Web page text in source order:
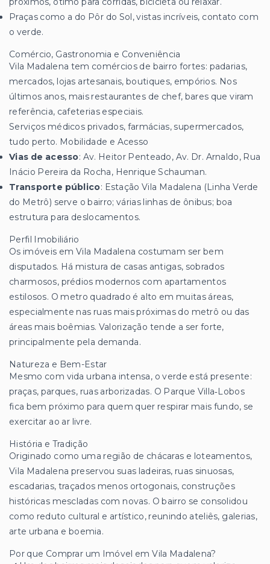
Praças como a do Pôr do Sol, vistas incríveis, contato com
o verde.
Comércio, Gastronomia e Conveniência
Vila Madalena tem comércios de bairro fortes: padarias,
mercados, lojas artesanais, boutiques, empórios. Nos
últimos anos, mais restaurantes de chef, bares que viram
referência, cafeterias especiais.
Serviços médicos privados, farmácias, supermercados,
tudo perto. Mobilidade e Acesso
Vias de acesso: Av. Heitor Penteado, Av. Dr. Arnaldo, Rua
Inácio Pereira da Rocha, Henrique Schauman.
Transporte público: Estação Vila Madalena (Linha Verde
do Metrô) serve o bairro; várias linhas de ônibus; boa
estrutura para deslocamentos.
Perfil Imobiliário
Os imóveis em Vila Madalena costumam ser bem
disputados. Há mistura de casas antigas, sobrados
charmosos, prédios modernos com apartamentos
estilosos. O metro quadrado é alto em muitas áreas,
especialmente nas ruas mais próximas do metrô ou das
áreas mais boêmias. Valorização tende a ser forte,
principalmente pela demanda.
Natureza e Bem-Estar
Mesmo com vida urbana intensa, o verde está presente:
praças, parques, ruas arborizadas. O Parque Villa‑Lobos
fica bem próximo para quem quer respirar mais fundo, se
exercitar ao ar livre.
História e Tradição
Originado como uma região de chácaras e loteamentos,
Vila Madalena preservou suas ladeiras, ruas sinuosas,
escadarias, traçados menos ortogonais, construções
históricas mescladas com novas. O bairro se consolidou
como reduto cultural e artístico, reunindo ateliês, galerias,
arte urbana e boemia.
Por que Comprar um Imóvel em Vila Madalena?